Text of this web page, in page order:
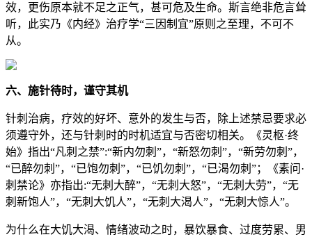
效，更伤原本就不足之正气，甚可危及生命。斯言绝非危言耸
听，此实乃《内经》治疗学“三因制宜”原则之至理，不可不
从。
六、施针待时，谨守其机
针刺治病，疗效的好坏、意外的发生与否，除上述禁忌要求必
须遵守外，还与针刺时的时机适宜与否密切相关。《灵枢·终
始》指出“凡刺之禁”:“新内勿刺”，“新怒勿刺”，“新劳勿刺”，
“已醉勿刺”，“已饱勿刺”，“已饥勿刺”，“已渴勿刺”；《素问·
刺禁论》亦指出:“无刺大醉”，“无刺大怒”，“无刺大劳”，“无
刺新饱人”，“无刺大饥人”，“无刺大渴人”，“无刺大惊人”。
为什么在大饥大渴、情绪波动之时，暴饮暴食、过度劳累、男